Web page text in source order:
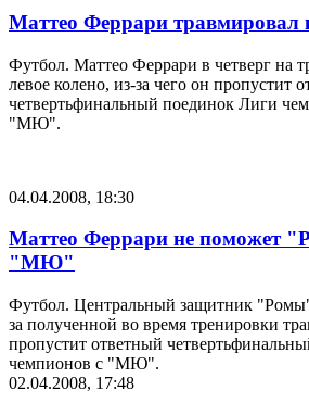
Маттео Феррари травмировал
Футбол. Маттео Феррари в четверг на
левое колено, из-за чего он пропустит
четвертьфинальный поединок Лиги
"МЮ".
04.04.2008, 18:30
Маттео Феррари не поможет
"МЮ"
Футбол. Центральный защитник
за полученной во время тренировки
пропустит ответный
чемпионов с "МЮ".
02.04.2008, 17:48